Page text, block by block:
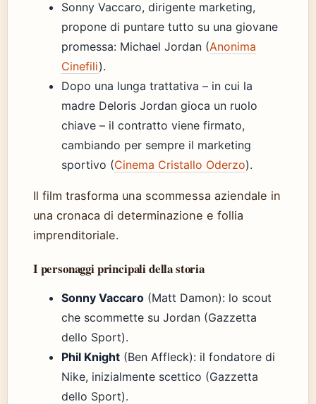
Sonny Vaccaro, dirigente marketing,
propone di puntare tutto su una giovane
promessa: Michael Jordan (Anonima
Cinefili).
Dopo una lunga trattativa – in cui la
madre Deloris Jordan gioca un ruolo
chiave – il contratto viene firmato,
cambiando per sempre il marketing
sportivo (Cinema Cristallo Oderzo).
Il film trasforma una scommessa aziendale in
una cronaca di determinazione e follia
imprenditoriale.
I personaggi principali della storia
Sonny Vaccaro (Matt Damon): lo scout
che scommette su Jordan (Gazzetta
dello Sport).
Phil Knight (Ben Affleck): il fondatore di
Nike, inizialmente scettico (Gazzetta
dello Sport).